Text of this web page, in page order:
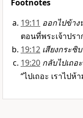
Footnotes
19:11 ออกไปข้า
ตอนที่พระเจ้าปร
19:12 เสียงกระซิบ
19:20 กลับไปเถอ
“ไปเถอะ เราไปห้